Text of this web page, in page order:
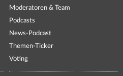
Moderatoren & Team
Podcasts
News-Podcast
Themen-Ticker
Voting